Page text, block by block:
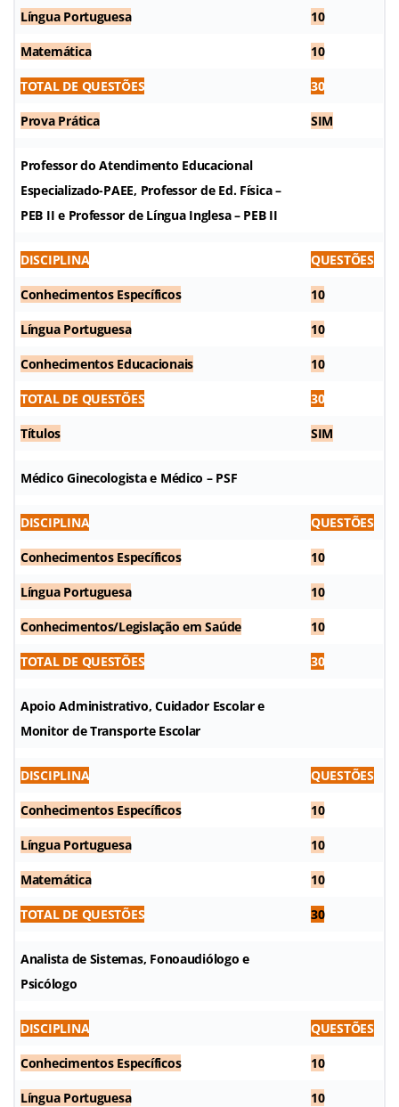
Língua Portuguesa 10
Matemática 10
TOTAL DE QUESTÕES 30
Prova Prática SIM
Professor do Atendimento Educacional
Especializado-PAEE, Professor de Ed. Física –
PEB II e Professor de Língua Inglesa – PEB II
DISCIPLINA QUESTÕES
Conhecimentos Específicos 10
Língua Portuguesa 10
Conhecimentos Educacionais 10
TOTAL DE QUESTÕES 30
Títulos SIM
Médico Ginecologista e Médico – PSF
DISCIPLINA QUESTÕES
Conhecimentos Específicos 10
Língua Portuguesa 10
Conhecimentos/Legislação em Saúde 10
TOTAL DE QUESTÕES 30
Apoio Administrativo, Cuidador Escolar e
Monitor de Transporte Escolar
DISCIPLINA QUESTÕES
Conhecimentos Específicos 10
Língua Portuguesa 10
Matemática 10
TOTAL DE QUESTÕES 30
Analista de Sistemas, Fonoaudiólogo e
Psicólogo
DISCIPLINA QUESTÕES
Conhecimentos Específicos 10
Língua Portuguesa 10